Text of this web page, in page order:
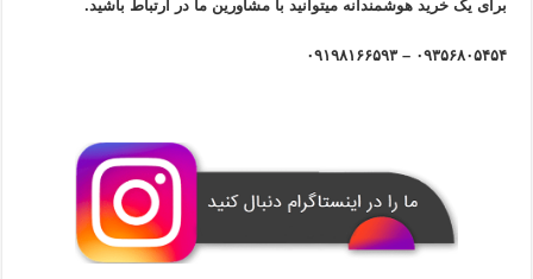
برای یک خرید هوشمندانه میتوانید با مشاورین ما در ارتباط باشید.
۰۹۳۵۶۸۰۵۴۵۴ – ۰۹۱۹۸۱۶۶۵۹۳